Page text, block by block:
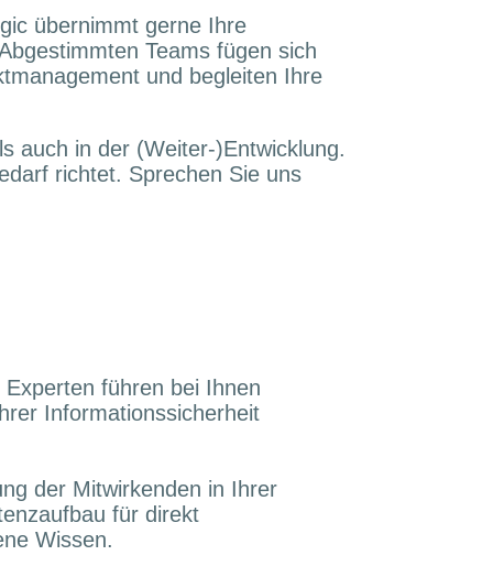
übernimmt gerne Ihre
Teams fügen sich
und begleiten Ihre
auch in der (Weiter-)Entwicklung.
richtet. Sprechen Sie uns
führen bei Ihnen
Informationssicherheit
der Mitwirkenden in Ihrer
für direkt
Wissen.